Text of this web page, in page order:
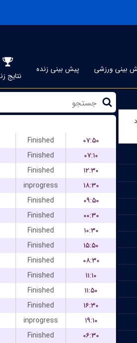
بینی ورزشی پیش بینی زنده
نتایج
Finished
۰۷:۵۰
Finished
۰۷:۱۰
Finished
۱۲:۳۰
inprogress
۱۸:۳۰
Finished
۰۹:۵۰
Finished
۰۰:۳۰
Finished
۱۰:۳۰
Finished
۱۵:۵۰
Finished
۰۸:۳۰
Finished
۱۱:۱۰
Finished
۱۱:۵۰
Finished
۱۶:۳۰
inprogress
۱۹:۱۰
Finished
۰۶:۳۰